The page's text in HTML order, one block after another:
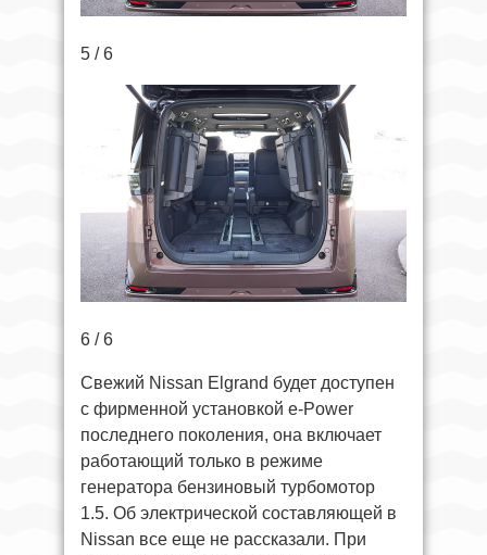
5 / 6
6 / 6
Свежий Nissan Elgrand будет доступен
с фирменной установкой e-Power
последнего поколения, она включает
работающий только в режиме
генератора бензиновый турбомотор
1.5. Об электрической составляющей в
Nissan все еще не рассказали. При